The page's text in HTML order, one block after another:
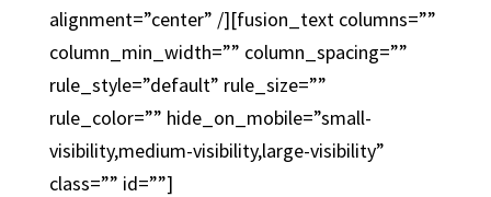
alignment=”center” /][fusion_text columns=””
column_min_width=”” column_spacing=””
rule_style=”default” rule_size=””
rule_color=”” hide_on_mobile=”small-
visibility,medium-visibility,large-visibility”
class=”” id=””]